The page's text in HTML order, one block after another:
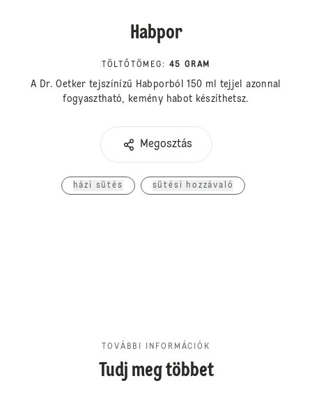
Habpor
TÖLTŐTÖMEG : 45 GRAM
A Dr. Oetker tejszínízű Habporból 150 ml tejjel azonnal
fogyasztható, kemény habot készíthetsz.
Megosztás
házi sütés sütési hozzávaló
TOVÁBBI INFORMÁCIÓK
Tudj meg többet